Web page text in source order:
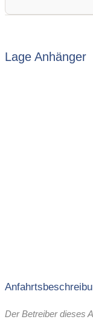
Lage Anhänger
Der Betreiber dieses